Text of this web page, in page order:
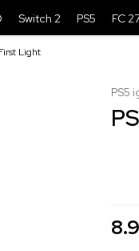
Switch 2 PS5 FC
Light
PS5